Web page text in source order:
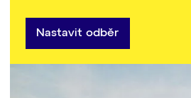
Nastavit odběr